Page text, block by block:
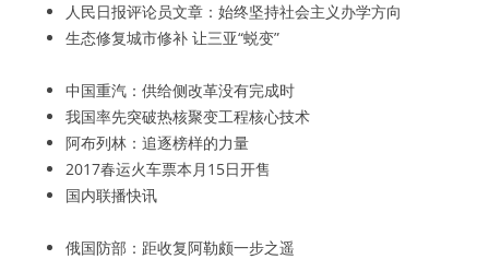
人民日报评论员文章：始终坚持社会主义办学方向
生态修复城市修补 让三亚“蜕变”
中国重汽：供给侧改革没有完成时
我国率先突破热核聚变工程核心技术
阿布列林：追逐榜样的力量
2017春运火车票本月15日开售
国内联播快讯
俄国防部：距收复阿勒颇一步之遥